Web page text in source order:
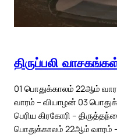
திருப்பலி
01 பொதுக்காலம் 22ஆம்
வாரம் – வியாழன் 03
பெரிய கிரகோரி –
பொதுக்காலம் 22ஆம் வாரம்